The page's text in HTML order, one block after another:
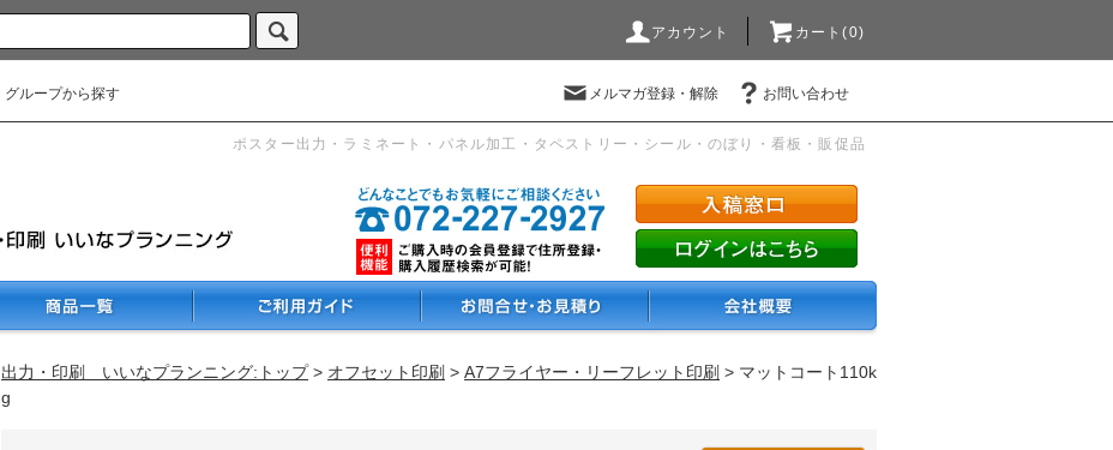
アカウント カート(0)
グループから探す メルマガ登録・解除 お問い合わせ
ポスター出力・ラミネート・パネル加工・タペストリー・シール・のぼり・看板・販促品
出力・印刷 いいなプランニング:トップ> オフセット印刷 > A7フライヤー・リーフレット印刷 > マットコート110k
g